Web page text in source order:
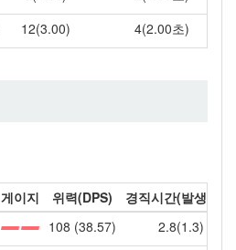
12(3.00) 4(2.00초)
게이지 위력(DPS)
경직시간(발생시간)
108 (38.57)
2.8(1.3)